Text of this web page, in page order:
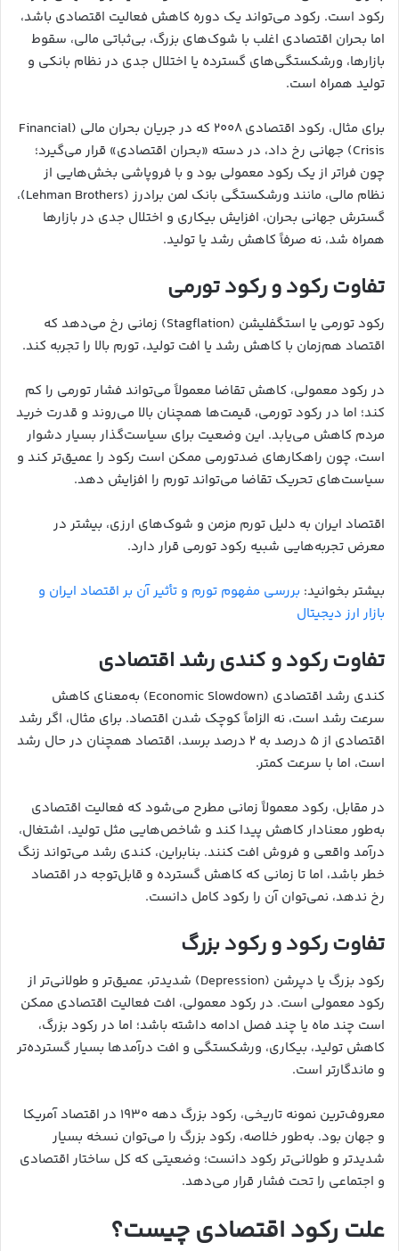
رکود است. رکود می‌تواند یک دوره کاهش فعالیت اقتصادی باشد،
اما بحران اقتصادی اغلب با شوک‌های بزرگ، بی‌ثباتی مالی، سقوط
بازارها، ورشکستگی‌های گسترده یا اختلال جدی در نظام بانکی و
تولید همراه است.
برای مثال، رکود اقتصادی ۲۰۰۸ که در جریان بحران مالی (Financial
Crisis) جهانی رخ داد، در دسته «بحران اقتصادی» قرار می‌گیرد؛
چون فراتر از یک رکود معمولی بود و با فروپاشی بخش‌هایی از
نظام مالی، مانند ورشکستگی بانک لمن برادرز (Lehman Brothers)،
گسترش جهانی بحران، افزایش بیکاری و اختلال جدی در بازارها
همراه شد، نه صرفاً کاهش رشد یا تولید.
تفاوت رکود و رکود تورمی
رکود تورمی یا استگفلیشن (Stagflation) زمانی رخ می‌دهد که
اقتصاد هم‌زمان با کاهش رشد یا افت تولید، تورم بالا را تجربه کند.
در رکود معمولی، کاهش تقاضا معمولاً می‌تواند فشار تورمی را کم
کند؛ اما در رکود تورمی، قیمت‌ها همچنان بالا می‌روند و قدرت خرید
مردم کاهش می‌یابد. این وضعیت برای سیاست‌گذار بسیار دشوار
است، چون راهکارهای ضدتورمی ممکن است رکود را عمیق‌تر کند و
سیاست‌های تحریک تقاضا می‌تواند تورم را افزایش دهد.
اقتصاد ایران به دلیل تورم مزمن و شوک‌های ارزی، بیشتر در
معرض تجربه‌هایی شبیه رکود تورمی قرار دارد.
بیشتر بخوانید: بررسی مفهوم تورم و تأثیر آن بر اقتصاد ایران و
بازار ارز دیجیتال
تفاوت رکود و کندی رشد اقتصادی
کندی رشد اقتصادی (Economic Slowdown) به‌معنای کاهش
سرعت رشد است، نه الزاماً کوچک شدن اقتصاد. برای مثال، اگر رشد
اقتصادی از ۵ درصد به ۲ درصد برسد، اقتصاد همچنان در حال رشد
است، اما با سرعت کمتر.
در مقابل، رکود معمولاً زمانی مطرح می‌شود که فعالیت اقتصادی
به‌طور معنادار کاهش پیدا کند و شاخص‌هایی مثل تولید، اشتغال،
درآمد واقعی و فروش افت کنند. بنابراین، کندی رشد می‌تواند زنگ
خطر باشد، اما تا زمانی که کاهش گسترده و قابل‌توجه در اقتصاد
رخ ندهد، نمی‌توان آن را رکود کامل دانست.
تفاوت رکود و رکود بزرگ
رکود بزرگ یا دپرشن (Depression) شدیدتر، عمیق‌تر و طولانی‌تر از
رکود معمولی است. در رکود معمولی، افت فعالیت اقتصادی ممکن
است چند ماه یا چند فصل ادامه داشته باشد؛ اما در رکود بزرگ،
کاهش تولید، بیکاری، ورشکستگی و افت درآمدها بسیار گسترده‌تر
و ماندگارتر است.
معروف‌ترین نمونه تاریخی، رکود بزرگ دهه ۱۹۳۰ در اقتصاد آمریکا
و جهان بود. به‌طور خلاصه، رکود بزرگ را می‌توان نسخه بسیار
شدیدتر و طولانی‌تر رکود دانست؛ وضعیتی که کل ساختار اقتصادی
و اجتماعی را تحت فشار قرار می‌دهد.
علت رکود اقتصادی چیست؟